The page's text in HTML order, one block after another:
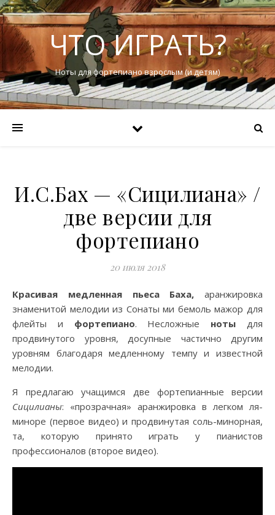
ЧТО ИГРАТЬ?
Ноты для фортепиано взрослым (и детям)
И.С.Бах — «Сицилиана» /
две версии для
фортепиано
20 июля 2018
Красивая медленная пьеса Баха, аранжировка
знаменитой мелодии из Сонаты ми бемоль мажор для
флейты и фортепиано. Несложные ноты для
продвинутого уровня, досупные частично другим
уровням благодаря медленному темпу и известной
мелодии.
Я предлагаю учащимся две фортепианные версии
Сицилианы: «прозрачная» аранжировка в легком ля-
миноре (первое видео) и продвинутая соль-минорная,
та, которую принято играть у пианистов
прoфессионалов (второе видео).